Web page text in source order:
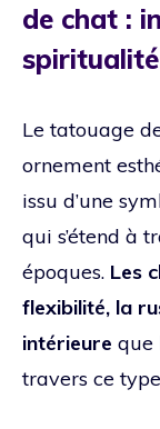
de chat :
spiritualité
Le tatouage
ornement
issu d’une
qui s’étend à
époques. Les
flexibilité, la
intérieure que
travers ce